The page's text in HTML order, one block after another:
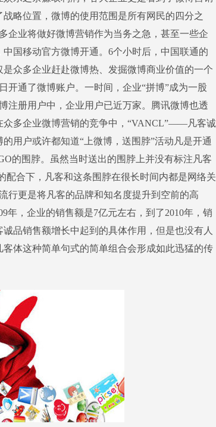
略位置，微博的使用范围是所有网民的四分之
企业将做好微博营销作为当务之急，甚至一些企
国移动官方微博开通。6个小时后，中国联通的
众多企业赶赴微博热、发掘微博商业价值的一个
开通了微博账户。一时间，企业“拼博”成为一股
注册用户中，企业用户已近万家。腾讯微博也透
众多企业微博营销的竞争中，“VANCL”——凡客诚
用户或许都知道“上微博，送围脖”活动凡是开通
的围脖。虽然当时送出的围脖上并没有标注凡客
配合下，凡客和这条围脖在很长时间内都是网络关
行更是将凡客的品牌和知名度提升到空前的高
年，企业的销售额是7亿元左右，到了2010年，销
品销售额增长中起到的具体作用，但是也没有人
体这种简单句式的简单组合会形成如此迅猛的传